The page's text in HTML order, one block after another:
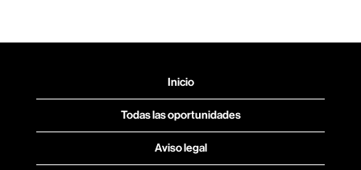
Inicio
Todas las oportunidades
Aviso legal